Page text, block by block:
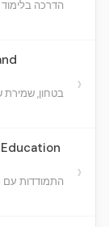
הדרכה
בטחון, שמירת
›
התמודדות עם
›